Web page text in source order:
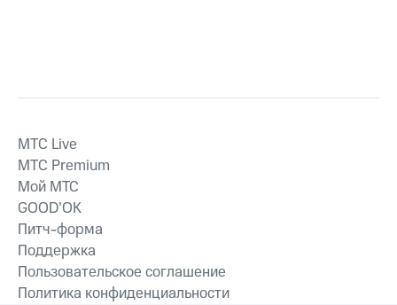
MTС Live
MTС Premium
Мой МТС
GOOD’OK
Питч-форма
Поддержка
Пользовательское соглашение
Политика конфиденциальности